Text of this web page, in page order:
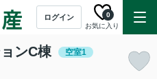
ログイン
お気に入り
0
ンC棟 空室1